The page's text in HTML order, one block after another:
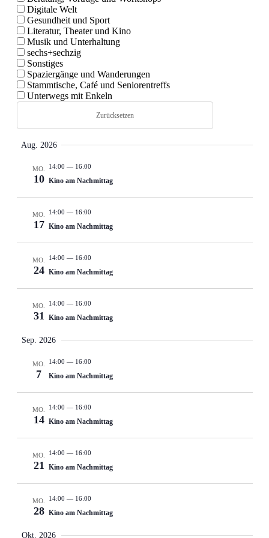
Dig­i­tale Welt
Gesund­heit und Sport
Lit­er­atur, The­ater und Kino
Musik und Unter­hal­tung
sechs+sechzig
Son­stiges
Spaziergänge und Wan­derun­gen
Stammtis­che, Café und Senioren­tr­e­ffs
Unter­wegs mit Enkeln
Zurücksetzen
Aug. 2026
MO.
10
14:00 — 16:00
Kino am Nachmittag
MO.
17
14:00 — 16:00
Kino am Nachmittag
MO.
24
14:00 — 16:00
Kino am Nachmittag
MO.
31
14:00 — 16:00
Kino am Nachmittag
Sep. 2026
MO.
7
14:00 — 16:00
Kino am Nachmittag
MO.
14
14:00 — 16:00
Kino am Nachmittag
MO.
21
14:00 — 16:00
Kino am Nachmittag
MO.
28
14:00 — 16:00
Kino am Nachmittag
Okt. 2026